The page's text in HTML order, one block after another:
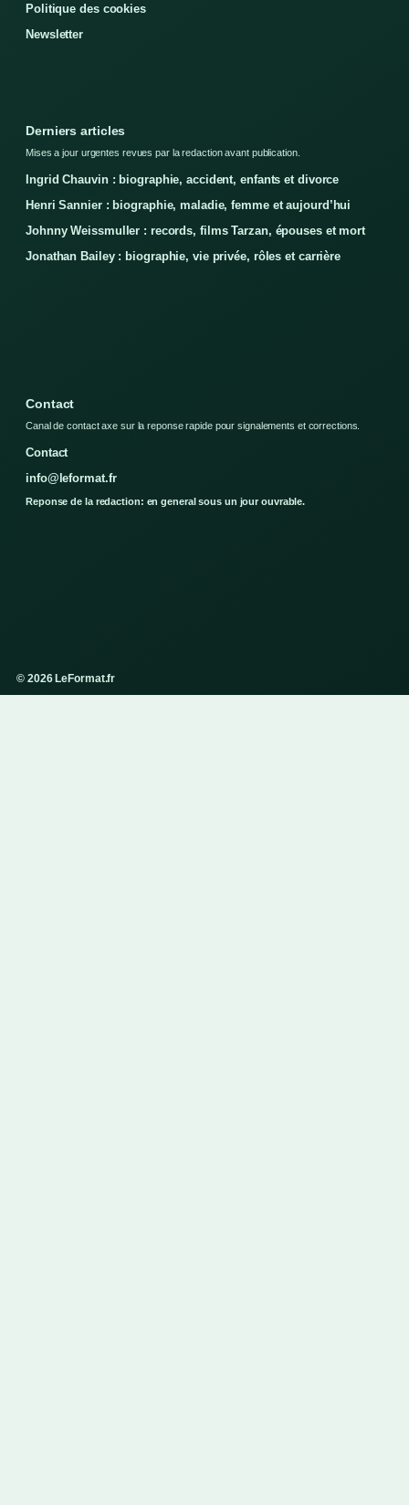
Politique des cookies
Newsletter
Derniers articles
Mises a jour urgentes revues par la redaction avant publication.
Ingrid Chauvin : biographie, accident, enfants et divorce
Henri Sannier : biographie, maladie, femme et aujourd’hui
Johnny Weissmuller : records, films Tarzan, épouses et mort
Jonathan Bailey : biographie, vie privée, rôles et carrière
Contact
Canal de contact axe sur la reponse rapide pour signalements et corrections.
Contact
info@leformat.fr
Reponse de la redaction: en general sous un jour ouvrable.
© 2026 LeFormat.fr